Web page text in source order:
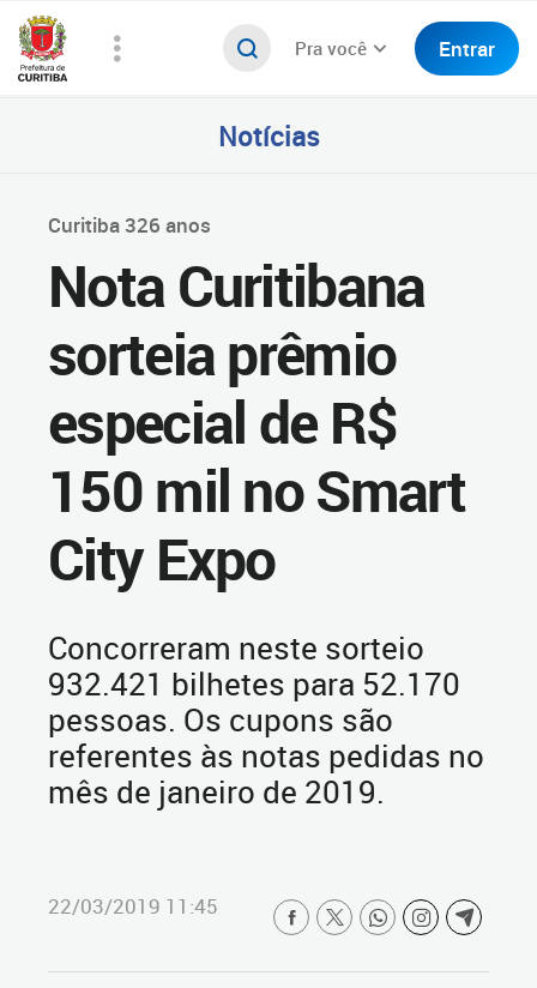
Pra você Entrar
Notícias
Curitiba 326 anos
Nota Curitibana
sorteia prêmio
especial de R$
150 mil no Smart
City Expo
Concorreram neste sorteio
932.421 bilhetes para 52.170
pessoas. Os cupons são
referentes às notas pedidas no
mês de janeiro de 2019.
22/03/2019 11:45